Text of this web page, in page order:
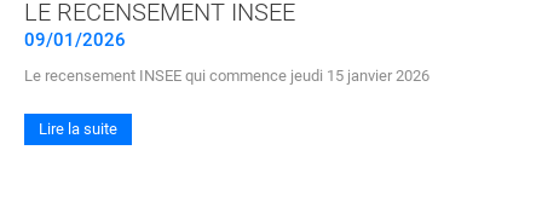
LE RECENSEMENT INSEE
09/01/2026
Le recensement INSEE qui commence jeudi 15 janvier 2026
Lire la suite